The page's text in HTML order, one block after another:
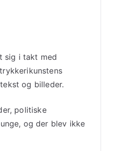
sig i takt med
og billeder.
politiske
og der blev ikke